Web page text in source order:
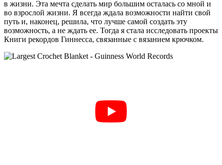
в жизни. Эта мечта сделать мир большим осталась со мной и
во взрослой жизни. Я всегда ждала возможности найти свой
путь и, наконец, решила, что лучше самой создать эту
возможность, а не ждать ее. Тогда я стала исследовать проекты
Книги рекордов Гиннесса, связанные с вязанием крючком.